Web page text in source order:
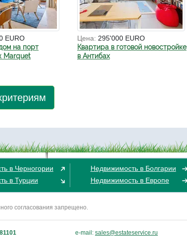
EURO
на порт
Marquet
Цена: 295'000 EURO
Квартира в готовой новостройке
в Антибах
в Черногории
в Турции
Недвижимость в Болгарии
Недвижимость в Европе
согласования запрещено.
e-mail: sales@estateservice.ru